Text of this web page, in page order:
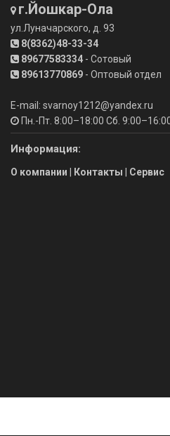
г.Йошкар-Ола
ул.Луначарского, д. 93
8(8362)48-33-34
89677583334 - Сотовый
89613770869 - Оптовый отдел
E-mail: svarnoy1212@yandex.ru
Пн.-Пт. 8:00–18:00 Сб.
Информация:
О компании | Контакты | Сервис